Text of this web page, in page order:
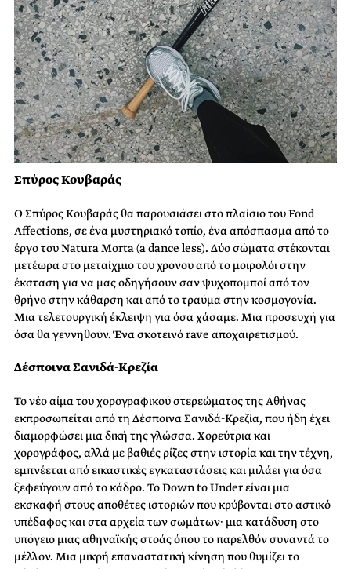
Σπύρος Κουβαράς
Ο Σπύρος Κουβαράς θα παρουσιάσει στο πλαίσιο του Fond
Affections, σε ένα μυστηριακό τοπίο, ένα απόσπασμα από το
έργο του Natura Morta (a dance less). Δύο σώματα στέκονται
μετέωρα στο μεταίχμιο του χρόνου από το μοιρολόι στην
έκσταση για να μας οδηγήσουν σαν ψυχοπομποί από τον
θρήνο στην κάθαρση και από το τραύμα στην κοσμογονία.
Μια τελετουργική έκλειψη για όσα χάσαμε. Μια προσευχή για
όσα θα γεννηθούν. Ένα σκοτεινό rave αποχαιρετισμού.
Δέσποινα Σανιδά-Κρεζία
Το νέο αίμα του χορογραφικού στερεώματος της Αθήνας
εκπροσωπείται από τη Δέσποινα Σανιδά-Κρεζία, που ήδη έχει
διαμορφώσει μια δική της γλώσσα. Χορεύτρια και
χορογράφος, αλλά με βαθιές ρίζες στην ιστορία και την τέχνη,
εμπνέεται από εικαστικές εγκαταστάσεις και μιλάει για όσα
ξεφεύγουν από το κάδρο. Το Down to Under είναι μια
εκσκαφή στους αποθέτες ιστοριών που κρύβονται στο αστικό
υπέδαφος και στα αρχεία των σωμάτων· μια κατάδυση στο
υπόγειο μιας αθηναϊκής στοάς όπου το παρελθόν συναντά το
μέλλον. Μια μικρή επαναστατική κίνηση που θυμίζει το